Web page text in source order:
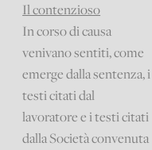
Il contenzioso
In corso di causa
venivano sentiti, come
emerge dalla sentenza, i
testi citati dal
lavoratore e i testi citati
dalla Società convenuta